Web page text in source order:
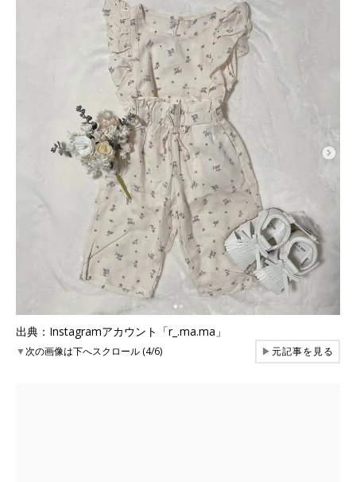
出典：Instagramアカウント「r_.ma.ma」
▼次の画像は下へスクロール (4/6) ▶元記事を見る